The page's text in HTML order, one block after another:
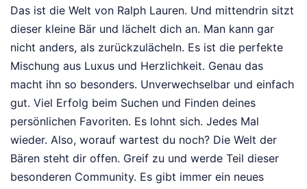
Das ist die Welt von Ralph Lauren. Und mittendrin sitzt
dieser kleine Bär und lächelt dich an. Man kann gar
nicht anders, als zurückzulächeln. Es ist die perfekte
Mischung aus Luxus und Herzlichkeit. Genau das
macht ihn so besonders. Unverwechselbar und einfach
gut. Viel Erfolg beim Suchen und Finden deines
persönlichen Favoriten. Es lohnt sich. Jedes Mal
wieder. Also, worauf wartest du noch? Die Welt der
Bären steht dir offen. Greif zu und werde Teil dieser
besonderen Community. Es gibt immer ein neues